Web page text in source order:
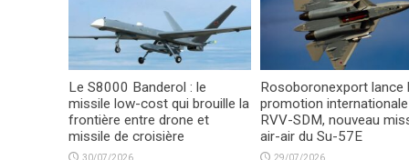
Le S8000 Banderol : le
missile low-cost qui brouille la
frontière entre drone et
missile de croisière
30/07/2026
Rosoboronexport lance
promotion
RVV-SDM, nouveau
air-air du Su-57E
29/07/2026